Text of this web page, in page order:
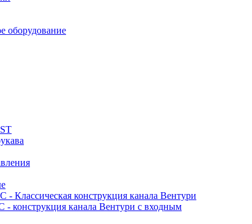
оборудование
- Классическая конструкция канала Вентури
- конструкция канала Вентури c входным